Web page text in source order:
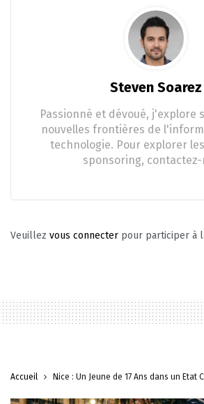
Steven Soarez
Passionné et dévoué, j'explore
nouvelles frontières de
technologie. Pour explorer
sponsoring, contactez-
Veuillez vous connecter pour participer à
Accueil Nice : Un Jeune de 17 Ans dans un État